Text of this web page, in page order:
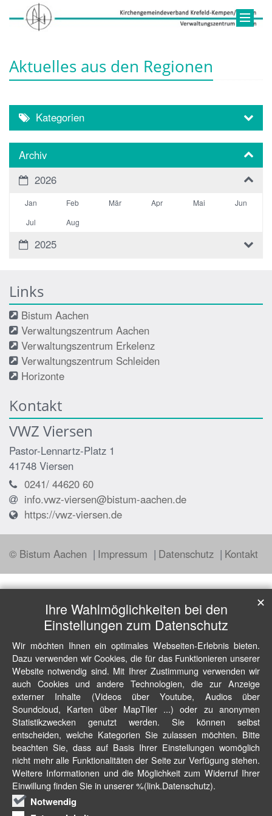
Aktuelles aus den Regionen
Kategorien
Archiv
2026
Jan Feb Mär Apr Mai
Jun
Jul
Aug
2025
Links
Bistum Aachen
Verwaltungszentrum Aachen
Verwaltungszentrum Erkelenz
Verwaltungszentrum Schleiden
Horizonte
Kontakt
VWZ Viersen
Pastor-Lennartz-Platz 1
41748 Viersen
0241/ 44620 60
info.vwz-viersen@bistum-aachen.de
https://vwz-viersen.de
© Bistum Aachen Impressum Datenschutz Kontakt
Ihre Wahlmöglichkeiten bei den
Einstellungen zum Datenschutz
Wir möchten Ihnen ein optimales Webseiten-Erlebnis bieten.
Dazu verwenden wir Cookies, die für das Funktionieren unserer
Website notwendig sind. Mit Ihrer Zustimmung verwenden wir
auch Cookies und andere Technologien, die zur Anzeige
externer Inhalte (Videos über Youtube, Audios über
Soundcloud, Karten über MapTiler ...) oder zu anonymen
Statistikzwecken genutzt werden. Sie können selbst
entscheiden, welche Kategorien Sie zulassen möchten. Bitte
beachten Sie, dass auf Basis Ihrer Einstellungen womöglich
nicht mehr alle Funktionalitäten der Seite zur Verfügung stehen.
Weitere Informationen und die Möglichkeit zum Widerruf Ihrer
Einwillung finden Sie in unserer %(link.Datenschutz).
Notwendig
✕